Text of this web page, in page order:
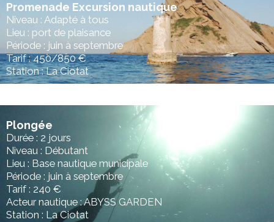
Promenade Excursion nautique
Niveau : Adapté à tous
Lieu : port de plaisance
Période : juin à septembre
Tarif : 450/850 €
Station : La Ciotat
Plongée
Durée : 2 jours
Niveau : Débutant
Lieu : Base nautique municipale
Période : juin à septembre
Tarif : 240 €
Acteur nautique : ABYSS GARDEN
Station : La Ciotat